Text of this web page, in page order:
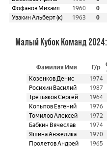
Фофанов Михаил
1960
0
Увакин Альберт (к)
1963 0
Малый Кубок Команд
Фамилия Имя Г/р
Козенков Денис
1974
Росихин Василий
1987
Третьяков Сергей
1964
Копытов Евгений
1976
Томилов Алексей
1972
Бабкин Вячеслав
1974
Яшина Анжелика
1970
Пролетов Андрей
1965